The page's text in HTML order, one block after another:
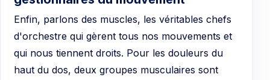
Enfin, parlons des muscles, les véritables chefs
d'orchestre qui gèrent tous nos mouvements et
qui nous tiennent droits. Pour les douleurs du
haut du dos, deux groupes musculaires sont